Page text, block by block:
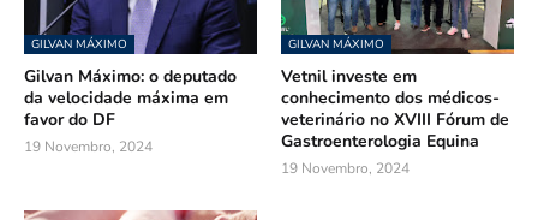
GILVAN MÁXIMO
Gilvan Máximo: o deputado
da velocidade máxima em
favor do DF
19 Novembro, 2024
GILVAN MÁXIMO
Vetnil investe em
conhecimento dos médicos-
veterinário no XVIII Fórum de
Gastroenterologia Equina
19 Novembro, 2024